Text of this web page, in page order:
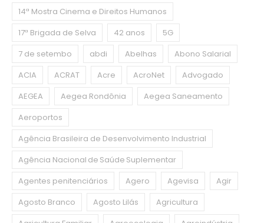
14ª Mostra Cinema e Direitos Humanos
17ª Brigada de Selva
42 anos
5G
7 de setembo
abdi Abelhas
Abono Salarial
ACIA
ACRAT Acre AcroNet
Advogado
AEGEA
Aegea Rondônia
Aegea Saneamento
Aeroportos
Agência Brasileira de Desenvolvimento Industrial
Agência Nacional de Saúde Suplementar
Agentes penitenciários
Agero Agevisa
Agir
Agosto Branco
Agosto Lilás
Agricultura